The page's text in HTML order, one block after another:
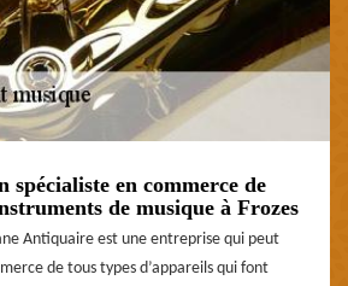
spécialiste en commerce de
de musique à Frozes
Antiquaire est une entreprise qui peut
de tous types d’appareils qui font